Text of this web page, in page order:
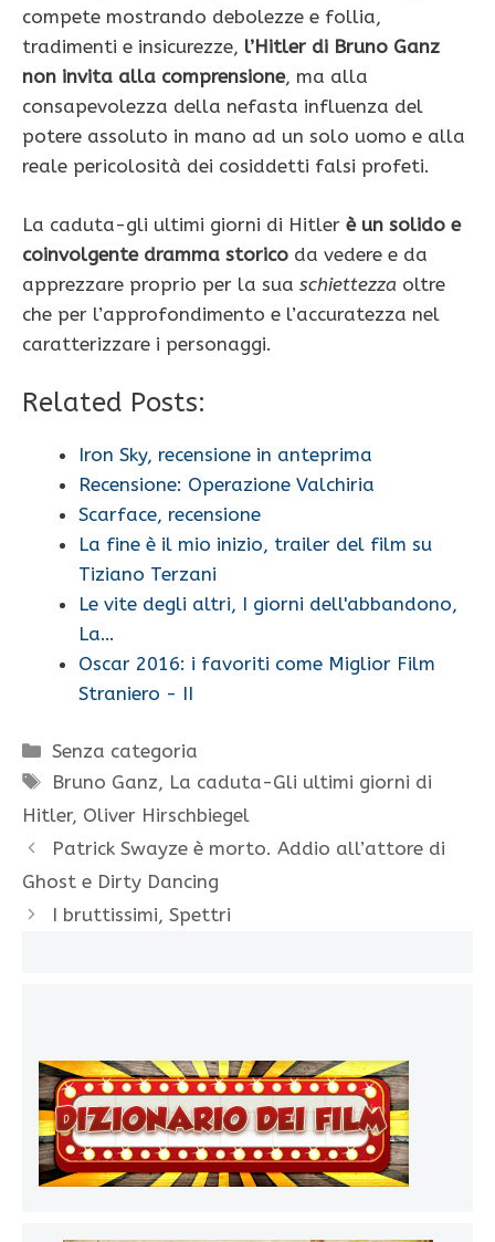
compete mostrando debolezze e follia,
tradimenti e insicurezze, l’Hitler di Bruno Ganz
non invita alla comprensione, ma alla
consapevolezza della nefasta influenza del
potere assoluto in mano ad un solo uomo e alla
reale pericolosità dei cosiddetti falsi profeti.
La caduta-gli ultimi giorni di Hitler è un solido e
coinvolgente dramma storico da vedere e da
apprezzare proprio per la sua schiettezza oltre
che per l’approfondimento e l’accuratezza nel
caratterizzare i personaggi.
Related Posts:
Iron Sky, recensione in anteprima
Recensione: Operazione Valchiria
Scarface, recensione
La fine è il mio inizio, trailer del film su
Tiziano Terzani
Le vite degli altri, I giorni dell'abbandono,
La…
Oscar 2016: i favoriti come Miglior Film
Straniero - II
Categorie
Senza categoria
Tag
Bruno Ganz, La caduta-Gli ultimi giorni di
Hitler, Oliver Hirschbiegel
Patrick Swayze è morto. Addio all’attore di
Ghost e Dirty Dancing
I bruttissimi, Spettri